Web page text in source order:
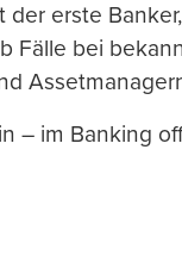
erste
Fälle bei
– im Banking